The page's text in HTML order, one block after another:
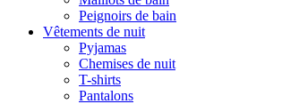
Peignoirs de bain
Vêtements de nuit
Pyjamas
Chemises de nuit
T-shirts
Pantalons